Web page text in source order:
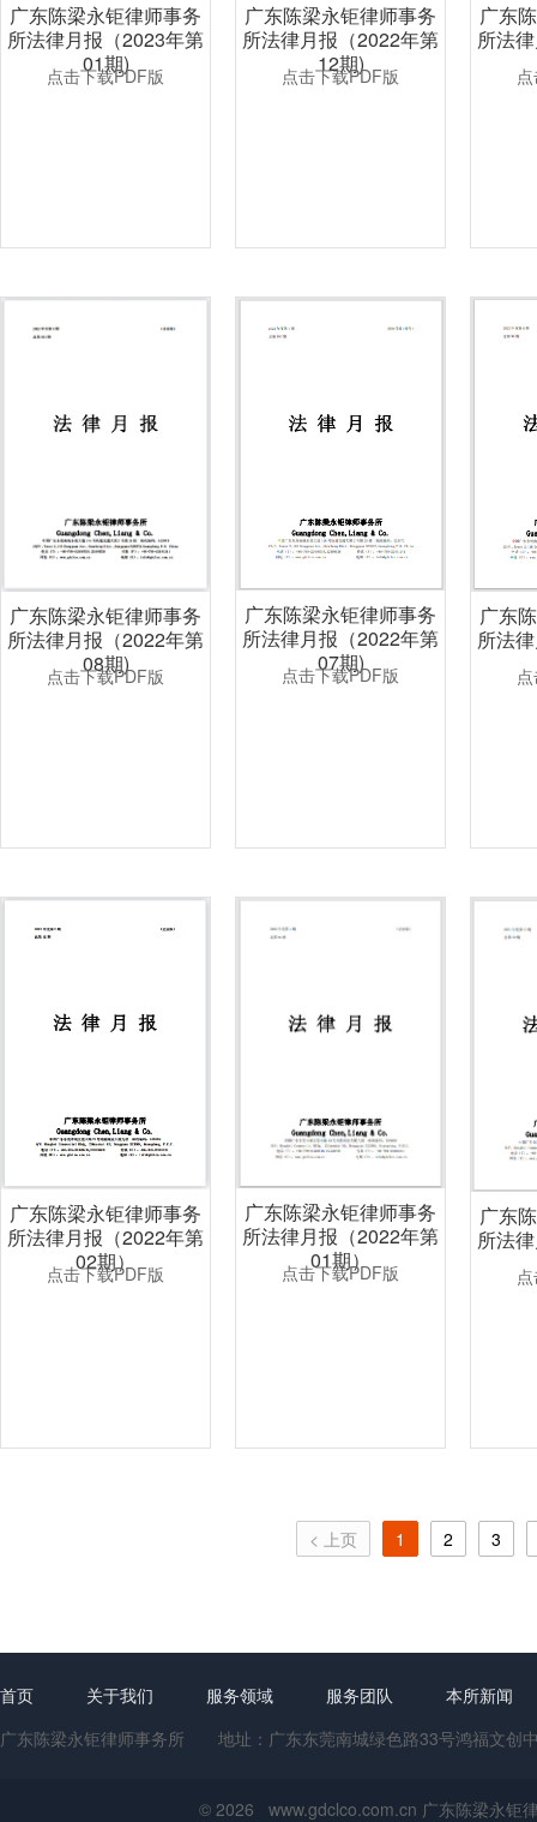
广东陈梁永钜律师事务
所法律月报（2023年第
01期)
点击下载PDF版
广东陈梁永钜律师事务
所法律月报（2022年第
12期)
点击下载PDF版
广东
所法
广东陈梁永钜律师事务
所法律月报（2022年第
08期)
点击下载PDF版
广东陈梁永钜律师事务
所法律月报（2022年第
07期)
点击下载PDF版
广东
所法
广东陈梁永钜律师事务
所法律月报（2022年第
02期）
点击下载PDF版
广东陈梁永钜律师事务
所法律月报（2022年第
01期）
点击下载PDF版
广东
所法
< 上页 1 2 3
首页 关于我们 服务领域 服务团队
本所新闻
广东陈梁永钜律师事务所 地址：广东东莞南城绿色路33号鸿福
© 2026 www.gdclco.com.cn 广东陈梁永